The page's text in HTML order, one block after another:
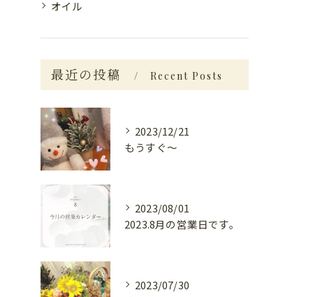
オイル
最近の投稿 Recent Posts
2023/12/21
もうすぐ〜
2023/08/01
2023.8月の営業日です。
2023/07/30